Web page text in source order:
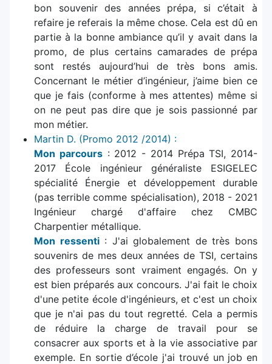
bon souvenir des années prépa, si c’était à
refaire je referais la même chose. Cela est dû en
partie à la bonne ambiance qu’il y avait dans la
promo, de plus certains camarades de prépa
sont restés aujourd’hui de très bons amis.
Concernant le métier d’ingénieur, j’aime bien ce
que je fais (conforme à mes attentes) même si
on ne peut pas dire que je sois passionné par
mon métier.
Martin D. (Promo 2012 /2014) :
Mon parcours: 2012 - 2014 Prépa TSI, 2014-
2017 École ingénieur généraliste ESIGELEC
spécialité Énergie et développement durable
(pas terrible comme spécialisation), 2018 - 2021
Ingénieur chargé d'affaire chez CMBC
Charpentier métallique.
Mon ressenti: J'ai globalement de très bons
souvenirs de mes deux années de TSI, certains
des professeurs sont vraiment engagés. On y
est bien préparés aux concours. J'ai fait le choix
d'une petite école d'ingénieurs, et c'est un choix
que je n'ai pas du tout regretté. Cela a permis
de réduire la charge de travail pour se
consacrer aux sports et à la vie associative par
exemple. En sortie d’école j'ai trouvé un job en